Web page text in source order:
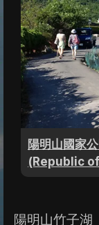
陽明山國家
(Republic
陽明山竹子湖